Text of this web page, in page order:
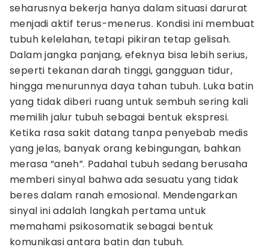
seharusnya bekerja hanya dalam situasi darurat
menjadi aktif terus-menerus. Kondisi ini membuat
tubuh kelelahan, tetapi pikiran tetap gelisah.
Dalam jangka panjang, efeknya bisa lebih serius,
seperti tekanan darah tinggi, gangguan tidur,
hingga menurunnya daya tahan tubuh. Luka batin
yang tidak diberi ruang untuk sembuh sering kali
memilih jalur tubuh sebagai bentuk ekspresi.
Ketika rasa sakit datang tanpa penyebab medis
yang jelas, banyak orang kebingungan, bahkan
merasa “aneh”. Padahal tubuh sedang berusaha
memberi sinyal bahwa ada sesuatu yang tidak
beres dalam ranah emosional. Mendengarkan
sinyal ini adalah langkah pertama untuk
memahami psikosomatik sebagai bentuk
komunikasi antara batin dan tubuh.